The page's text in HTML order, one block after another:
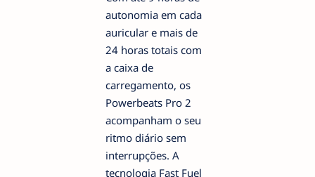
autonomia em cada
auricular e mais de
24 horas totais com
a caixa de
carregamento, os
Powerbeats Pro 2
acompanham o seu
ritmo diário sem
interrupções. A
tecnologia Fast Fuel